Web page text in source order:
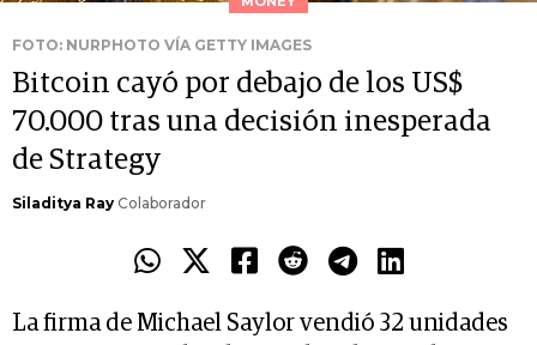
FOTO: NURPHOTO VÍA GETTY IMAGES
Bitcoin cayó por debajo de los US$
70.000 tras una decisión inesperada
de Strategy
Siladitya Ray Colaborador
La firma de Michael Saylor vendió 32 unidades